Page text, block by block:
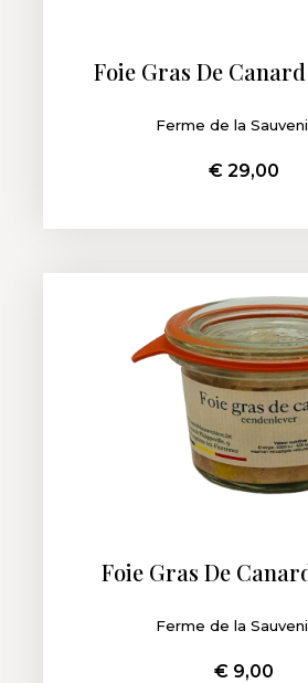
Foie Gras De
Ferme de la
€ 29,00
Foie Gras De
Ferme de la
€ 9,00